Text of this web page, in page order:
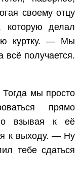
своему отцу
которую делал
куртку. — Мы
получается.
мы просто
прямо
взывая к её
к выходу. — Ну
тебе сдаться